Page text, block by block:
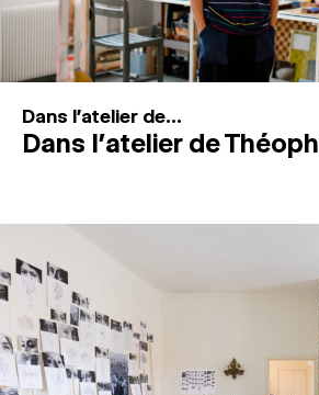
Connexion
Dans l'atelier de...
Dans l’atelier de